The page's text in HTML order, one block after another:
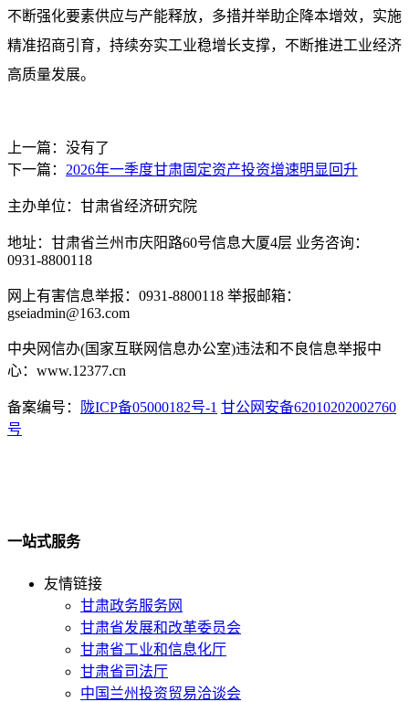
不断强化要素供应与产能释放，多措并举助企降本增效，实施
精准招商引育，持续夯实工业稳增长支撑，不断推进工业经济
高质量发展。
上一篇：没有了
下一篇： 2026年一季度甘肃固定资产投资增速明显回升
主办单位：甘肃省经济研究院
地址：甘肃省兰州市庆阳路60号信息大厦4层 业务咨询：
0931-8800118
网上有害信息举报：0931-8800118 举报邮箱：
gseiadmin@163.com
中央网信办(国家互联网信息办公室)违法和不良信息举报中
心：www.12377.cn
备案编号： 陇ICP备05000182号-1 甘公网安备62010202002760
号
一站式服务
友情链接
甘肃政务服务网
甘肃省发展和改革委员会
甘肃省工业和信息化厅
甘肃省司法厅
中国兰州投资贸易洽谈会